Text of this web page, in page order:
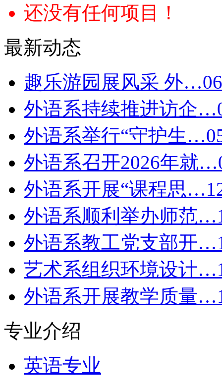
还没有任何项目！
最新动态
趣乐游园展风采 外…
外语系持续推进访企…
外语系举行“守护生…
外语系召开2026年就…
外语系开展“课程思…
外语系顺利举办师范…
外语系教工党支部开…
艺术系组织环境设计…
外语系开展教学质量…
专业介绍
英语专业